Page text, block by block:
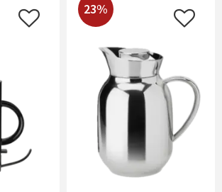
23%